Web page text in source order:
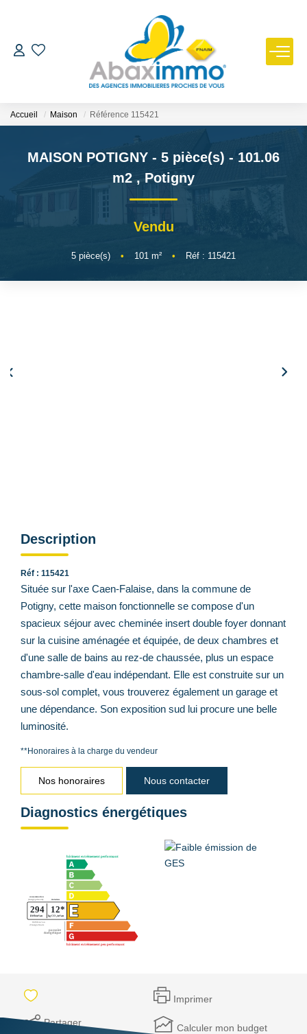
ESTIMER
ACHETER
LOUER
NOUS REJOINDRE
Accueil Maison Référence 115421
MAISON POTIGNY - 5 pièce(s) - 101.06
m2 , Potigny
Vendu
5 pièce(s) • 101 m² • Réf : 115421
Description
Réf : 115421
Située sur l'axe Caen-Falaise, dans la commune de
Potigny, cette maison fonctionnelle se compose d'un
spacieux séjour avec cheminée insert double foyer donnant
sur la cuisine aménagée et équipée, de deux chambres et
d'une salle de bains au rez-de chaussée, plus un espace
chambre-salle d'eau indépendant. Elle est construite sur un
sous-sol complet, vous trouverez également un garage et
une dépendance. Son exposition sud lui procure une belle
luminosité.
**Honoraires à la charge du vendeur
Nos honoraires Nous contacter
Diagnostics énergétiques
Imprimer
Partager Calculer mon budget